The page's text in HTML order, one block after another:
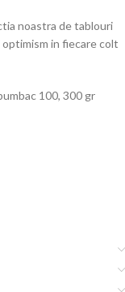
noastra de tablouri
in fiecare colt
100, 300 gr